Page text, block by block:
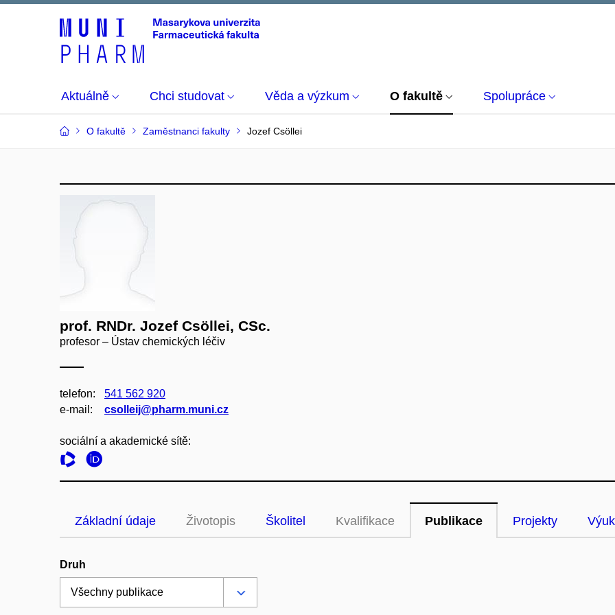
Aktuálně Chci studovat Věda a výzkum O fakultě Spolupráce
O fakultě Zaměstnanci fakulty Jozef Csöllei
prof. RNDr. Jozef Csöllei, CSc.
profesor – Ústav chemických léčiv
telefon:
541 562 920
e‑mail:
csolleij@pharm.muni.cz
sociální a akademické sítě:
Základní údaje Životopis Školitel Kvalifikace Publikace Projekty
Druh